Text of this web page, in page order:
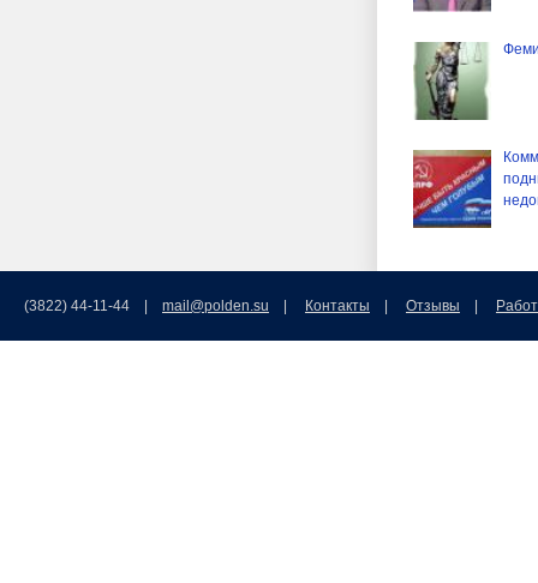
(3822) 44-11-44 | mail@polden.su Контакты Отзывы